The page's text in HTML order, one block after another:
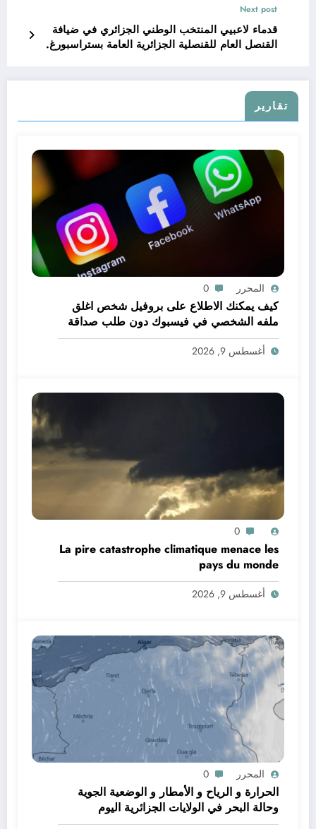
Next post
قدماء لاعبيي المنتخب الوطني الجزائري في ضيافة
القنصل العام للقنصلية الجزائرية العامة بستراسبورغ.
تقارير
المحرر 0
كيف يمكنك الاطلاع على بروفيل شخص اغلق
ملفه الشخصي في فيسبوك دون طلب صداقة
.. الاطلاع على محتوى صفحة شخص اغلق ملفه
الشخصي في فيسبوك دون طلب صداقة
أغسطس 9, 2026
0
La pire catastrophe climatique menace les
pays du monde
أغسطس 9, 2026
المحرر 0
الحرارة و الرياح و الأمطار و الوضعية الجوية
وحالة البحر في الولايات الجزائرية اليوم